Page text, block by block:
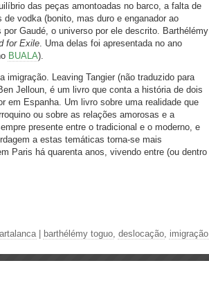
das peças amontoadas no barco, a falta de
vodka (bonito, mas duro e enganador ao
Gaudé, o universo por ele descrito. Barthélémy
for Exile. Uma delas foi apresentada no ano
BUALA).
imigração. Leaving Tangier (não traduzido para
Jelloun, é um livro que conta a história de dois
em Espanha. Um livro sobre uma realidade que
ou sobre as relações amorosas e a
presente entre o tradicional e o moderno, e
a estas temáticas torna-se mais
Paris há quarenta anos, vivendo entre (ou dentro
| barthélémy toguo, deslocação, imigração